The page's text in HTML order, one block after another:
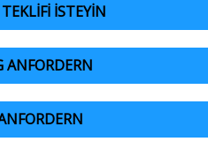
ISTEYIN
ANFORDERN